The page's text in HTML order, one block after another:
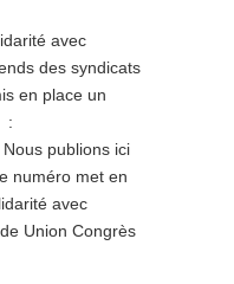
avec
des syndicats
en place un
:
publions ici
numéro met en
avec
Union Congrès